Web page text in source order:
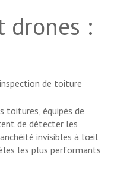
drones :
de toiture
toitures, équipés de
de détecter les
invisibles à l’œil
les plus performants